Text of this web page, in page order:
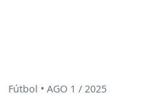
Fútbol • AGO 1 / 2025